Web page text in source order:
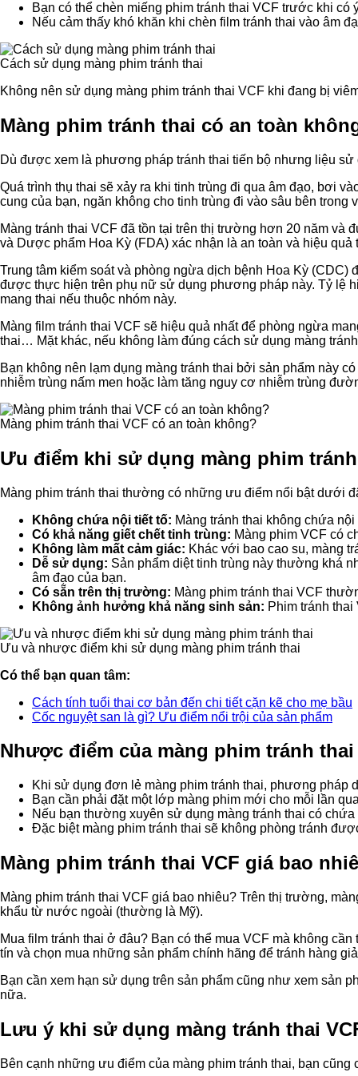
Bạn có thể chèn miếng phim tránh thai VCF trước khi
Nếu cảm thấy khó khăn khi chèn film tránh thai vào âm
Cách sử dụng màng phim tránh thai
Không nên sử dụng màng phim tránh thai VCF khi đang bị
Màng phim tránh thai có an toàn
Dù được xem là phương pháp tránh thai tiến bộ nhưng liệu
Quá trình thụ thai sẽ xảy ra khi tinh trùng đi qua âm đạo, bơi
cung của bạn, ngăn không cho tinh trùng đi vào sâu bên trong
Màng tránh thai VCF đã tồn tại trên thị trường hơn 20 năm
và Dược phẩm Hoa Kỳ (FDA) xác nhận là an toàn và hiệu quả
Trung tâm kiểm soát và phòng ngừa dịch bệnh Hoa Kỳ
được thực hiện trên phụ nữ sử dụng phương pháp này. Tỷ lệ
mang thai nếu thuộc nhóm này.
Màng film tránh thai VCF sẽ hiệu quả nhất để phòng ngừa
thai… Mặt khác, nếu không làm đúng cách sử dụng màng
Bạn không nên lạm dụng màng tránh thai bởi sản phẩm này
nhiễm trùng nấm men hoặc làm tăng nguy cơ nhiễm trùng
Màng phim tránh thai VCF có an toàn không?
Ưu điểm khi sử dụng màng phim
Màng phim tránh thai thường có những ưu điểm nổi bật dưới
Không chứa nội tiết tố: Màng tránh thai không chứa
Có khả năng giết chết tinh trùng: Màng phim VCF có
Không làm mất cảm giác: Khác với bao cao su, màng
Dễ sử dụng: Sản phẩm diệt tinh trùng này thường khá
âm đạo của bạn.
Có sẵn trên thị trường: Màng phim tránh thai VCF
Không ảnh hưởng khả năng sinh sản: Phim tránh
Ưu và nhược điểm khi sử dụng màng phim tránh thai
Có thể bạn quan tâm:
Cách tính tuổi thai cơ bản đến chi tiết cặn kẽ cho mẹ bầu
Cốc nguyệt san là gì? Ưu điểm nổi trội của sản phẩm
Nhược điểm của màng phim tránh thai
Khi sử dụng đơn lẻ màng phim tránh thai, phương pháp
Bạn cần phải đặt một lớp màng phim mới cho mỗi lần
Nếu bạn thường xuyên sử dụng màng tránh thai có
Đặc biệt màng phim tránh thai sẽ không phòng tránh
Màng phim tránh thai VCF giá bao
Màng phim tránh thai VCF giá bao nhiêu? Trên thị trường,
khẩu từ nước ngoài (thường là Mỹ).
Mua film tránh thai ở đâu? Bạn có thể mua VCF mà không
tín và chọn mua những sản phẩm chính hãng để tránh hàng
Bạn cần xem hạn sử dụng trên sản phẩm cũng như xem sản
nữa.
Lưu ý khi sử dụng màng tránh thai
Bên cạnh những ưu điểm của màng phim tránh thai, bạn